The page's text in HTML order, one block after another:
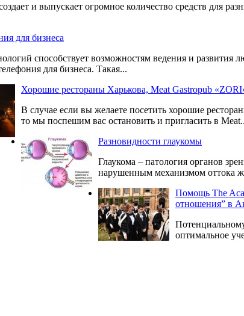
и выпускает огромное количество средств для
для бизнеса
способствует возможностям ведения и
для бизнеса. Такая...
Хорошие рестораны Харькова, Meat Gastropub
В случае если вы желаете посетить хорошие
то мы поспешим вас остановить и пригласить в
Разновидности глаукомы
Глаукома – патология органов
нарушенным механизмом оттока
Помощь The
отношения” в
оптимальное